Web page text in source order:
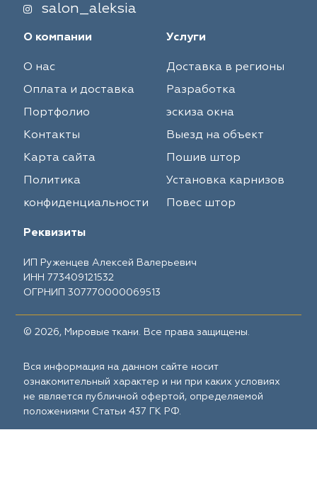
salon_aleksia
О компании
О нас
Оплата и доставка
Портфолио
Контакты
Карта сайта
Политика
конфиденциальности
Услуги
Доставка в регионы
Разработка
эскиза окна
Выезд на объект
Пошив штор
Установка карнизов
Повес штор
Реквизиты
ИП Руженцев Алексей Валерьевич
ИНН 773409121532
ОГРНИП 307770000069513
© 2026, Мировые ткани. Все права защищены.
Вся информация на данном сайте носит
ознакомительный характер и ни при каких условиях
не является публичной офертой, определяемой
положениями Статьи 437 ГК РФ.